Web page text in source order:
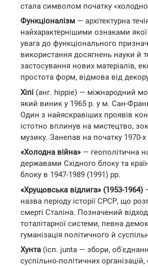
стала символом початку
Функціоналізм — архітектурна
найхарактернішими ознаками
увага до функціонального
використання досягнень науки й
застосування нових матеріалів,
простота форм, відмова від
Хіпі (анг. hippie) — міжнародний
який виник у 1965 р. у м. Сан-
Один з найяскравіших проявів
істотно вплинув на мистецтво,
музику. Занепав на початку 1970-х
«Холодна війна» — геополітична
державами Східного блоку та
блоку в 1947-1989 (1991) рр.
«Хрущовська відлига» (1953-1964)
назва періоду історії СРСР, що
смерті Сталіна. Позначений
тоталітарної системи, певна
гуманізація політичного й
Хунта (ісп. junta — збори,
суспільно-політичних